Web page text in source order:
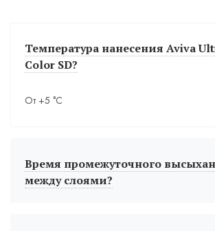
Температура нанесения Aviva
Color SD?
От +5 °С
Время промежуточного
между слоями?